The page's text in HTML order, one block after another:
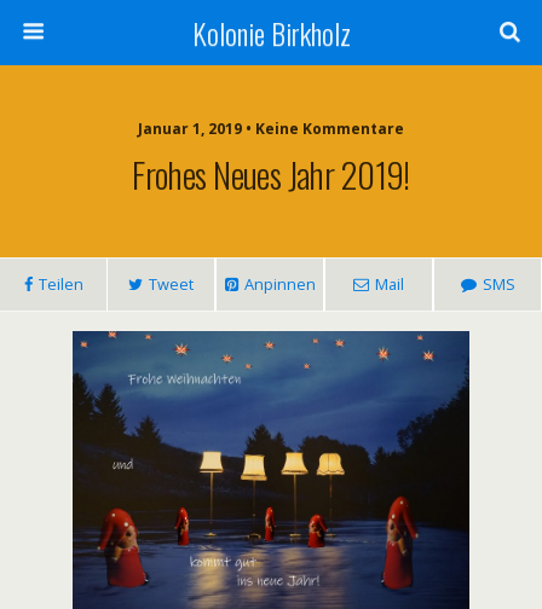
Kolonie Birkholz
Januar 1, 2019 • Keine Kommentare
Frohes Neues Jahr 2019!
Teilen Tweet Anpinnen Mail SMS